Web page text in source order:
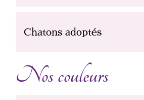
Chatons adoptés
Nos couleurs